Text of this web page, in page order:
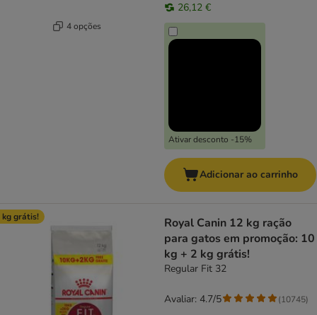
4 opções
26,12 €
Ativar desconto -15%
Adicionar ao carrinho
kg grátis!
Royal Canin 12 kg ração
para gatos em promoção: 10
kg + 2 kg grátis!
Regular Fit 32
Avaliar: 4.7/5 (10745)